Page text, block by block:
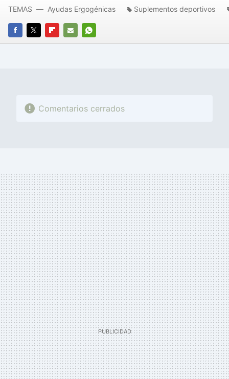
FACEBOOK
TWITTERFLIPBOARD
E-
WHATSAPP
TEMAS Ayudas Ergogénicas Suplementos deportivos
Comentarios cerrados